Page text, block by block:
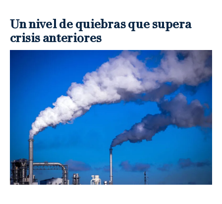
Un nivel de quiebras que supera
crisis anteriores